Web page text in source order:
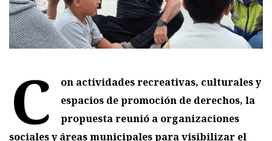
C
on actividades recreativas, culturales y
espacios de promoción de derechos, la
propuesta reunió a organizaciones
sociales y áreas municipales para visibilizar el